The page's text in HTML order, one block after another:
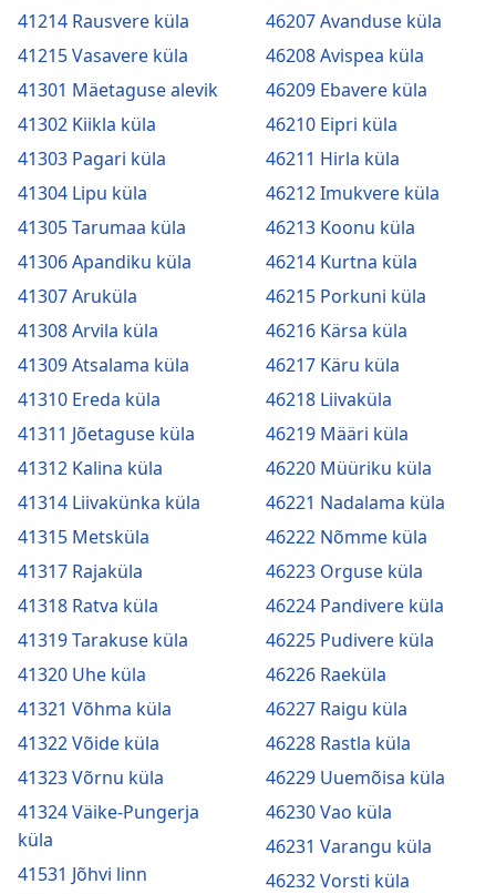
41214 Rausvere küla
41215 Vasavere küla
41301 Mäetaguse alevik
41302 Kiikla küla
41303 Pagari küla
41304 Lipu küla
41305 Tarumaa küla
41306 Apandiku küla
41307 Aruküla
41308 Arvila küla
41309 Atsalama küla
41310 Ereda küla
41311 Jõetaguse küla
41312 Kalina küla
41314 Liivakünka küla
41315 Metsküla
41317 Rajaküla
41318 Ratva küla
41319 Tarakuse küla
41320 Uhe küla
41321 Võhma küla
41322 Võide küla
41323 Võrnu küla
41324 Väike-Pungerja
küla
41531 Jõhvi linn
46207 Avanduse küla
46208 Avispea küla
46209 Ebavere küla
46210 Eipri küla
46211 Hirla küla
46212 Imukvere küla
46213 Koonu küla
46214 Kurtna küla
46215 Porkuni küla
46216 Kärsa küla
46217 Käru küla
46218 Liivaküla
46219 Määri küla
46220 Müüriku küla
46221 Nadalama küla
46222 Nõmme küla
46223 Orguse küla
46224 Pandivere küla
46225 Pudivere küla
46226 Raeküla
46227 Raigu küla
46228 Rastla küla
46229 Uuemõisa küla
46230 Vao küla
46231 Varangu küla
46232 Vorsti küla